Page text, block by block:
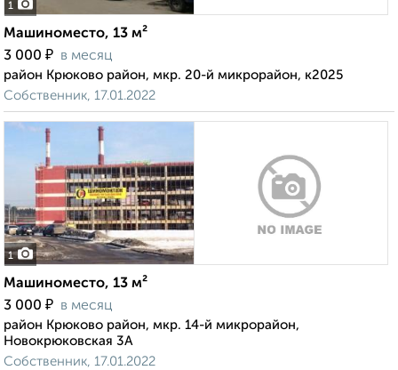
1
Машиноместо, 13 м²
3 000 ₽ в месяц
район Крюково район, мкр. 20-й микрорайон, к2025
Собственник, 17.01.2022
1
Машиноместо, 13 м²
3 000 ₽ в месяц
район Крюково район, мкр. 14-й микрорайон,
Новокрюковская 3А
Собственник, 17.01.2022